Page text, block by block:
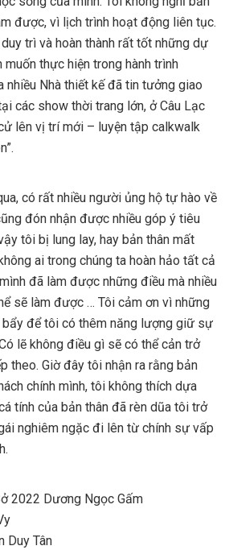
được, vì lịch trình hoạt động liên tục.
trì và hoàn thành rất tốt những dự
thực hiện trong hành trình
nhiều Nhà thiết kế đã tin tưởng giao
các show thời trang lớn, ở Câu Lạc
lên vị trí mới – luyện tập calkwalk
có rất nhiều người ủng hộ tự hào về
đón nhận được nhiều góp ý tiêu
tôi bị lung lay, hay bản thân mất
ai trong chúng ta hoàn hảo tất cả
đã làm được những điều mà nhiều
sẽ làm được … Tôi cảm ơn vì những
để tôi có thêm năng lượng giữ sự
lẽ không điều gì sẽ có thể cản trở
theo. Giờ đây tôi nhận ra rằng bản
chính mình, tôi không thích dựa
tính của bản thân đã rèn dũa tôi trở
nghiêm ngặc đi lên từ chính sự vấp
2022 Dương Ngọc Gấm
Duy Tân